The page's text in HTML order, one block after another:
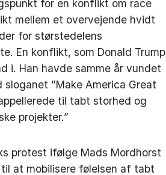
for en konflikt om race
mellem et overvejende hvidt
for størstedelens
En konflikt, som Donald Trump
i. Han havde samme år vundet
”Make America Great
til tabt storhed og
projekter.”
protest ifølge Mads Mordhorst
at mobilisere følelsen af tabt